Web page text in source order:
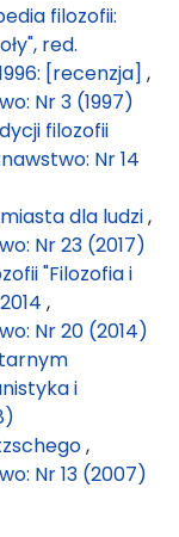
filozofii:
red.
[recenzja] ,
Nr 3 (1997)
filozofii
Nr 14
dla ludzi,
Nr 23 (2017)
"Filozofia i
,
Nr 20 (2014)
i
,
Nr 13 (2007)